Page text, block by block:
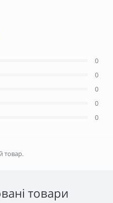
0
0
0
0
0
товар.
товари